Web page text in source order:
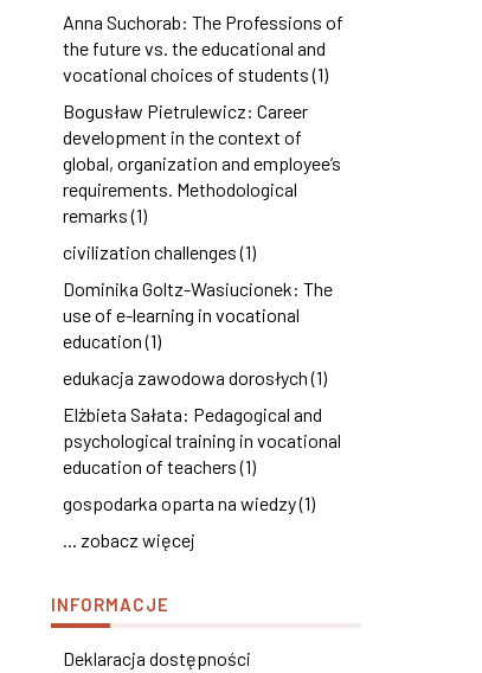
Anna Suchorab: The Professions of
the future vs. the educational and
vocational choices of students (1)
Bogusław Pietrulewicz: Career
development in the context of
global, organization and employee’s
requirements. Methodological
remarks (1)
civilization challenges (1)
Dominika Goltz-Wasiucionek: The
use of e-learning in vocational
education (1)
edukacja zawodowa dorosłych (1)
Elżbieta Sałata: Pedagogical and
psychological training in vocational
education of teachers (1)
gospodarka oparta na wiedzy (1)
... zobacz więcej
INFORMACJE
Deklaracja dostępności